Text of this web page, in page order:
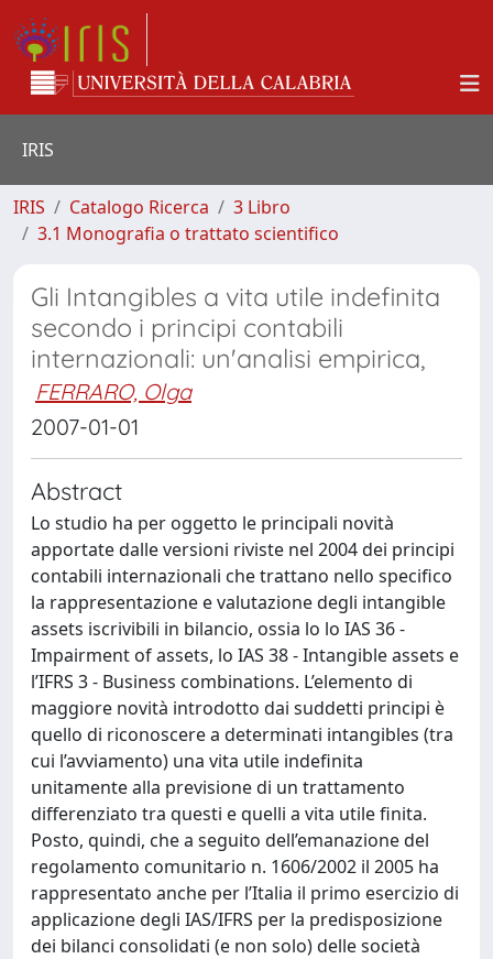
IRIS
IRIS Catalogo Ricerca
3 Libro
3.1 Monografia o trattato scientifico
Gli Intangibles a vita utile indefinita
secondo i principi contabili
internazionali: un'analisi empirica,
FERRARO, Olga
2007-01-01
Abstract
Lo studio ha per oggetto le principali novità
apportate dalle versioni riviste nel 2004 dei principi
contabili internazionali che trattano nello specifico
la rappresentazione e valutazione degli intangible
assets iscrivibili in bilancio, ossia lo lo IAS 36 -
Impairment of assets, lo IAS 38 - Intangible assets e
l’IFRS 3 - Business combinations. L’elemento di
maggiore novità introdotto dai suddetti principi è
quello di riconoscere a determinati intangibles (tra
cui l’avviamento) una vita utile indefinita
unitamente alla previsione di un trattamento
differenziato tra questi e quelli a vita utile finita.
Posto, quindi, che a seguito dell’emanazione del
regolamento comunitario n. 1606/2002 il 2005 ha
rappresentato anche per l’Italia il primo esercizio di
applicazione degli IAS/IFRS per la predisposizione
dei bilanci consolidati (e non solo) delle società